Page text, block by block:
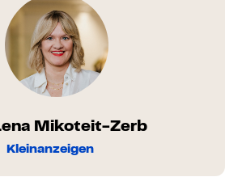
Mikoteit-Zerb
Kleinanzeigen